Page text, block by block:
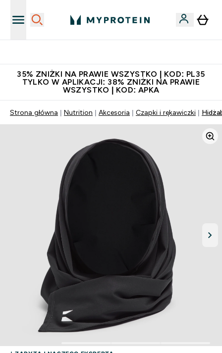
35% ZNIŻKI NA PRAWIE WSZYSTKO | KOD: PL35
TYLKO W APLIKACJI: 38% ZNIŻKI NA PRAWIE
WSZYSTKO | KOD: APKA
Strona główna Nutrition Akcesoria Czapki i rękawiczki